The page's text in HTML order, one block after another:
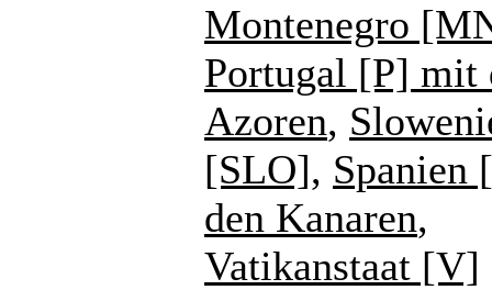
Montenegro
Portugal [P] mit
Azoren,
[SLO], Spanien
den Kanaren,
Vatikanstaat [V]